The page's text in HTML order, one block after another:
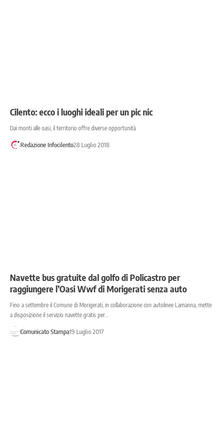
Cilento: ecco i luoghi ideali per un pic nic
Dai monti alle oasi, il territorio offre diverse opportunità
Redazione Infocilento28 Luglio 2018
Navette bus gratuite dal golfo di Policastro per
raggiungere l’Oasi Wwf di Morigerati senza auto
Fino a settembre il Comune di Morigerati, in collaborazione con autolinee Lamanna, mette
a disposizione il servizio navette gratis per…
Comunicato Stampa19 Luglio 2017